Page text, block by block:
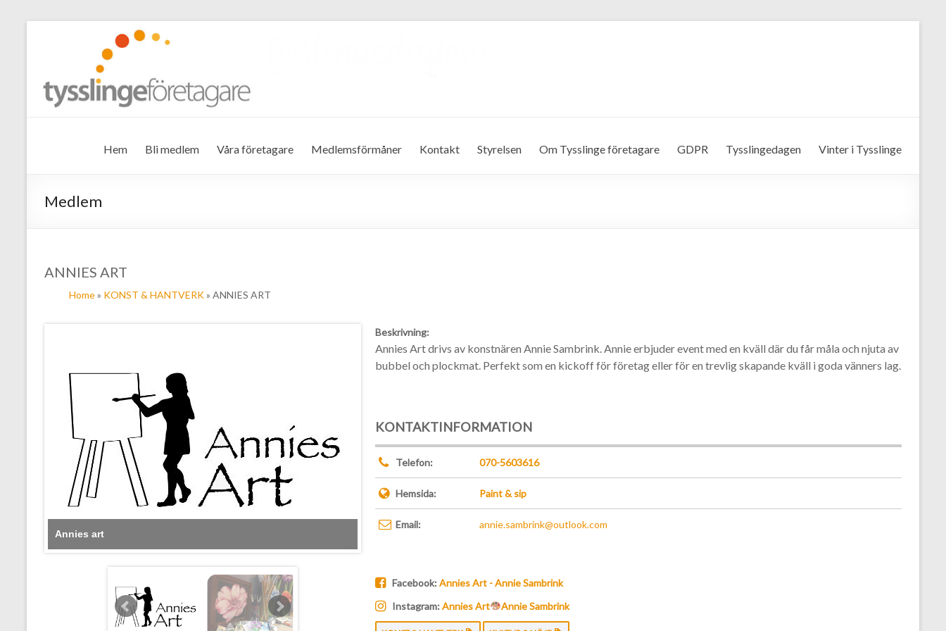
Tysslinge företagare
Hem Bli medlem Våra företagare Medlemsförmåner Kontakt Styrelsen Om Tysslinge företagare GDPR Tysslingedagen Vinter i Tysslinge
Medlem
ANNIES ART
Home» KONST & HANTVERK» ANNIES ART
Annies art
Beskrivning:
Annies Art drivs av konstnären Annie Sambrink. Annie erbjuder event med en kväll där du får måla och njuta av
bubbel och plockmat. Perfekt som en kickoff för företag eller för en trevlig skapande kväll i goda vänners lag.
KONTAKTINFORMATION
Telefon: 070-5603616
Hemsida: Paint & sip
Email: annie.sambrink@outlook.com
Facebook: Annies Art - Annie Sambrink
Instagram: Annies Art Annie Sambrink